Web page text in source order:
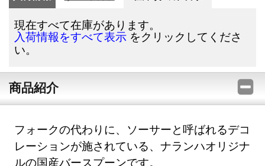
現在すべて在庫があります。
入荷情報をすべて表示 をクリックしてくださ
い。
商品紹介
フォークの代わりに、ソーサーと呼ばれるデコ
レーションが施されている、ナランハオリジナ
ルの国産バースプーンです。